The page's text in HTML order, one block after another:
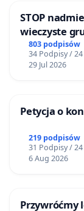
STOP
wieczyste
ogrody
803 podpisów
34 Podpisy /
29 Jul 2026
Petycja o
219 podpisów
31 Podpisy /
6 Aug 2026
Przywróćmy